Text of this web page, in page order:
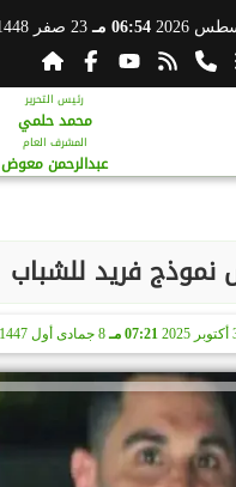
06:54 مـ 23 صفر 1448
رئيس التحرير
محمد حلمي
المشرف العام
عبدالرحمن معوض
فريد للشباب
07:21 مـ 8 جمادى أول 1447